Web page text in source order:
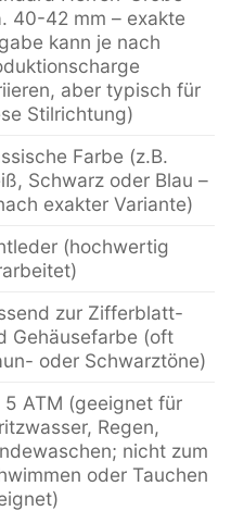
40-42 mm – exakte
kann je nach
aber typisch für
Stilrichtung)
Farbe (z.B.
Schwarz oder Blau –
exakter Variante)
(hochwertig
zur Zifferblatt-
Gehäusefarbe (oft
oder Schwarztöne)
5 ATM (geeignet für
Regen,
nicht zum
oder Tauchen